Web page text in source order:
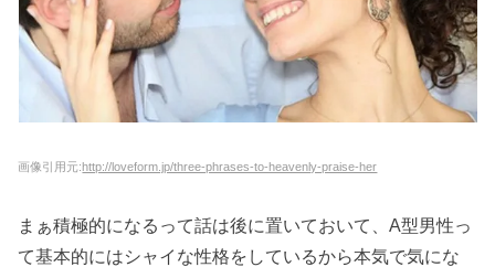
画像引用元: http://loveform.jp/three-phrases-to-heavenly-praise-her
まぁ積極的になるって話は後に置いておいて、A型男性っ
て基本的にはシャイな性格をしているから本気で気にな